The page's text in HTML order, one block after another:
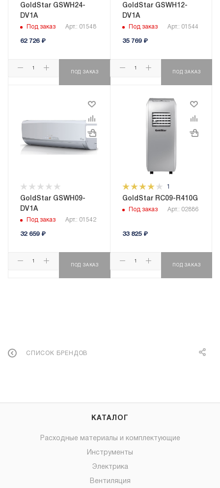
GoldStar GSWH24-
DV1A
Под заказ Арт.: 01548
62 726₽
ПОД ЗАКАЗ
GoldStar GSWH12-
DV1A
Под заказ Арт.: 01544
35 769₽
ПОД ЗАКАЗ
GoldStar GSWH09-
DV1A
Под заказ Арт.: 01542
32 659₽
ПОД ЗАКАЗ
1
GoldStar RC09-R410G
Под заказ Арт.: 02886
33 825₽
ПОД ЗАКАЗ
СПИСОК БРЕНДОВ
КАТАЛОГ
Расходные материалы и комплектующие
Инструменты
Электрика
Вентиляция